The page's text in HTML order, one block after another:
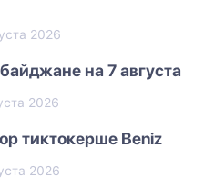
2026
на 7 августа
2026
тиктокерше Beniz
2026